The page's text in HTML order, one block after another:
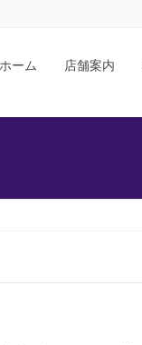
ホーム 店舗案内